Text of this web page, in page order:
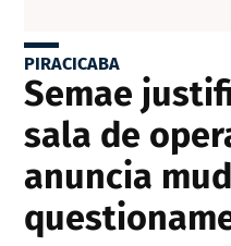
PIRACICABA
Semae
sala de
anuncia